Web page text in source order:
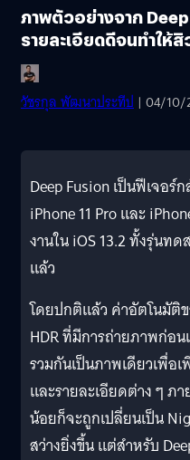
ภาพตัวอย่างจาก Deep
รายละเอียดดีจนทำใ
วัชรกุล พัฒนาประทีป | 04/10/
Deep Fusion เป็นฟีเจอร์
iPhone 11 Pro และ
งานใน iOS 13.2 ทั้งรุ่น
แล้ว
โดยปกติแล้ว ค่าอัตโนมัติ
HDR ที่มีการถ่ายภาพก่อ
รวมกันเป็นภาพเดียวเพื่อ
และรายละเอียดต่าง ๆ ภ
น้อยก็จะถูกเปลี่ยนเป็น
สว่างยิ่งขึ้น แต่สำหรับ